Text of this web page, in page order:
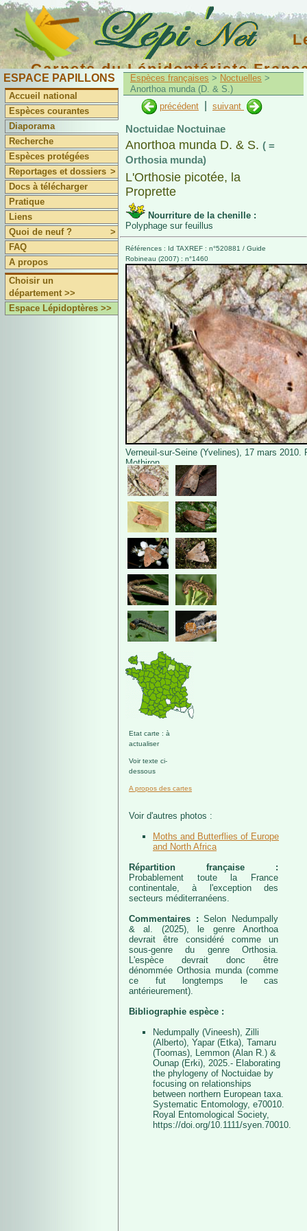
Carnets du Lépidoptériste
ESPACE PAPILLONS
Accueil national
Espèces courantes
Diaporama
Recherche
Espèces protégées
Reportages et dossiers >
Docs à télécharger
Pratique
Liens
Quoi de neuf ?
>
FAQ
A propos
Choisir un
département >>
Espace Lépidoptères >>
Espèces françaises > Noctuelles >
Anorthoa munda (D. & S.)
précédent
suivant
Noctuidae Noctuinae
Anorthoa munda D. & S. ( =
Orthosia munda)
L'Orthosie picotée, la
Proprette
Nourriture de la chenille :
Polyphage sur feuillus
Références : Id TAXREF : n°520881 / Guide
Robineau (2007) : n°1460
Verneuil-sur-Seine (Yvelines), 17 mars 2010.
Mothiron.
Etat carte : à
actualiser
Voir texte ci-
dessous
A propos des cartes
Voir d'autres photos :
Moths and Butterflies of Europe
and North Africa
Répartition française :
Probablement toute la France
continentale, à l'exception des
secteurs méditerranéens.
Commentaires :Selon Nedumpally
& al. (2025), le genre Anorthoa
devrait être considéré comme un
sous-genre du genre Orthosia.
L'espèce devrait donc être
dénommée Orthosia munda (comme
ce fut longtemps le cas
antérieurement).
Bibliographie espèce :
Nedumpally (Vineesh), Zilli
(Alberto), Yapar (Etka), Tamaru
(Toomas), Lemmon (Alan R.) &
Ounap (Erki), 2025.- Elaborating
the phylogeny of Noctuidae by
focusing on relationships
between northern European taxa.
Systematic Entomology, e70010.
Royal Entomological Society,
https://doi.org/10.1111/syen.70010.